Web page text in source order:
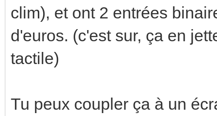
clim), et ont 2 entrées
d'euros. (c'est sur, ça en
tactile)
Tu peux coupler ça à un